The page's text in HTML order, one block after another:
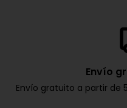
Envío
Envío gratuito a partir de